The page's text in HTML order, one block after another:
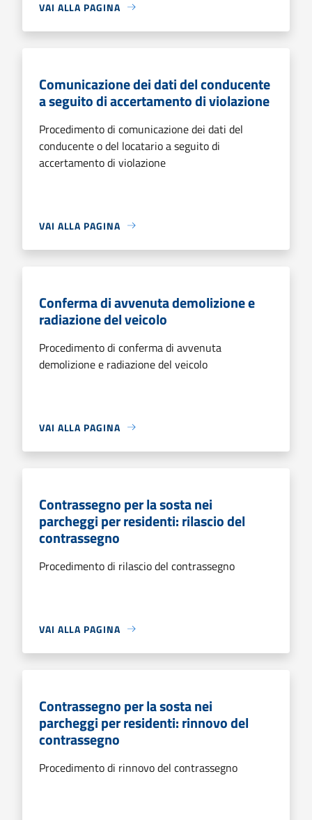
VAI ALLA PAGINA
Comunicazione dei dati del conducente
a seguito di accertamento di violazione
Procedimento di comunicazione dei dati del
conducente o del locatario a seguito di
accertamento di violazione
VAI ALLA PAGINA
Conferma di avvenuta demolizione e
radiazione del veicolo
Procedimento di conferma di avvenuta
demolizione e radiazione del veicolo
VAI ALLA PAGINA
Contrassegno per la sosta nei
parcheggi per residenti: rilascio del
contrassegno
Procedimento di rilascio del contrassegno
VAI ALLA PAGINA
Contrassegno per la sosta nei
parcheggi per residenti: rinnovo del
contrassegno
Procedimento di rinnovo del contrassegno